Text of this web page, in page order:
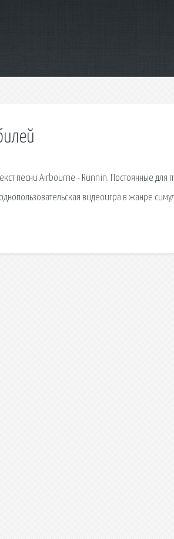
песни Airbourne - Runnin. Постоянные для
видеоигра в жанре